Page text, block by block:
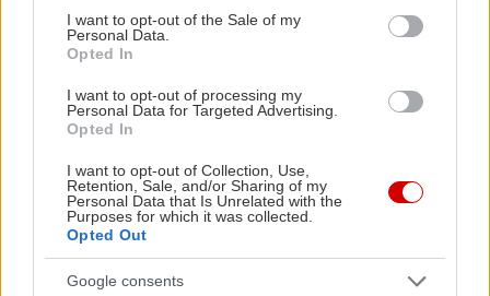
consent section.
I want to opt-out of the Sale of my
Personal Data.
Opted In
I want to opt-out of processing my
Personal Data for Targeted Advertising.
Opted In
I want to opt-out of Collection, Use,
Retention, Sale, and/or Sharing of my
Personal Data that Is Unrelated with the
Purposes for which it was collected.
Opted Out
Google consents